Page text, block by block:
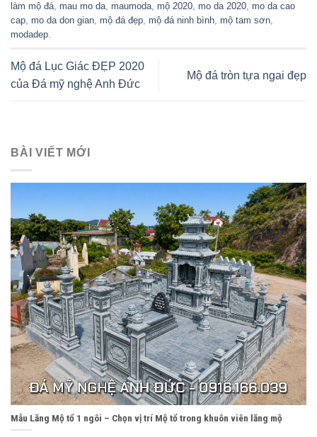
làm mộ đá, mau mo da, maumoda, mộ 2020, mo da 2020, mo da cao
cap, mo da don gian, mộ đá đẹp, mộ đá ninh bình, mộ tam sơn,
modadep.
Mộ đá Lục Giác ĐẸP 2020
của Đá mỹ nghệ Anh Đức
Mộ đá tròn tựa ngai đẹp
BÀI VIẾT MỚI
Mẫu Lăng Mộ tổ 1 ngôi – Chọn vị trí Mộ tổ trong khuôn viên lăng mộ